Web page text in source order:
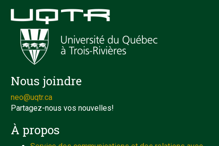
Nous joindre
neo@uqtr.ca
Partagez-nous vos nouvelles!
À propos